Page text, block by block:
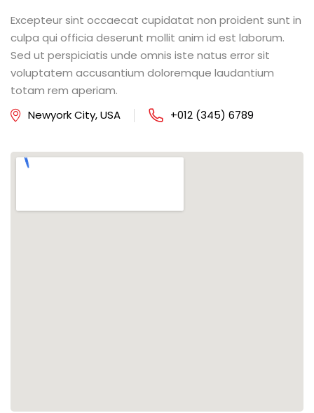
Excepteur sint occaecat cupidatat non proident sunt in
culpa qui officia deserunt mollit anim id est laborum.
Sed ut perspiciatis unde omnis iste natus error sit
voluptatem accusantium doloremque laudantium
totam rem aperiam.
Newyork City, USA
+012 (345) 6789